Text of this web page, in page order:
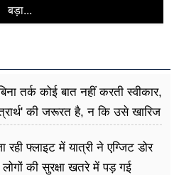
बड़ा...
तर्क कोई बात नहीं करती स्वीकार,
की जरूरत है, न कि उसे खारिज
फ्लाइट में यात्री ने एग्जिट डोर
की सुरक्षा खतरे में पड़ गई